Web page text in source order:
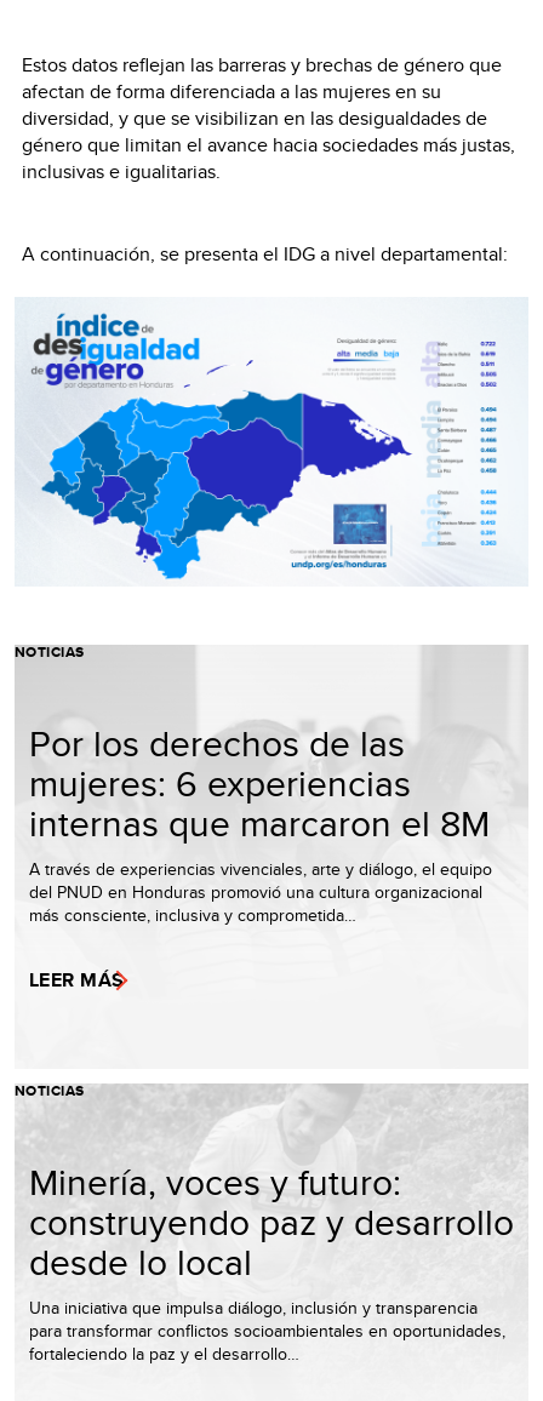
Estos datos reflejan las barreras y brechas de género que
afectan de forma diferenciada a las mujeres en su
diversidad, y que se visibilizan en las desigualdades de
género que limitan el avance hacia sociedades más justas,
inclusivas e igualitarias.
A continuación, se presenta el IDG a nivel departamental:
NOTICIAS
Por los derechos de las
mujeres: 6 experiencias
internas que marcaron el 8M
A través de experiencias vivenciales, arte y diálogo, el equipo
del PNUD en Honduras promovió una cultura organizacional
más consciente, inclusiva y comprometida…
LEER MÁS
NOTICIAS
Minería, voces y futuro:
construyendo paz y desarrollo
desde lo local
Una iniciativa que impulsa diálogo, inclusión y transparencia
para transformar conflictos socioambientales en oportunidades,
fortaleciendo la paz y el desarrollo…